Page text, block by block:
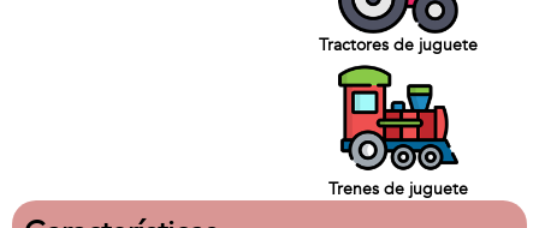
Tractores de juguete
Trenes de juguete